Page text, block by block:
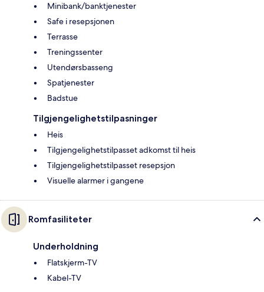
Minibank/banktjenester
Safe i resepsjonen
Terrasse
Treningssenter
Utendørsbasseng
Spatjenester
Badstue
Tilgjengelighetstilpasninger
Heis
Tilgjengelighetstilpasset adkomst til heis
Tilgjengelighetstilpasset resepsjon
Visuelle alarmer i gangene
Romfasiliteter
Underholdning
Flatskjerm-TV
Kabel-TV